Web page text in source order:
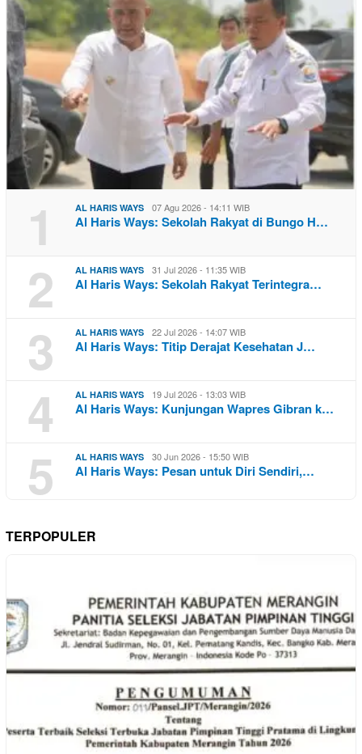
1 AL HARIS WAYS 07 Agu 2026 - 14:11 WIB
Al Haris Ways: Sekolah Rakyat di Bungo H…
2 AL HARIS WAYS 31 Jul 2026 - 11:35 WIB
Al Haris Ways: Sekolah Rakyat Terintegra…
3 AL HARIS WAYS 22 Jul 2026 - 14:07 WIB
Al Haris Ways: Titip Derajat Kesehatan J…
4 AL HARIS WAYS 19 Jul 2026 - 13:03 WIB
Al Haris Ways: Kunjungan Wapres Gibran k…
5 AL HARIS WAYS 30 Jun 2026 - 15:50 WIB
Al Haris Ways: Pesan untuk Diri Sendiri,…
TERPOPULER